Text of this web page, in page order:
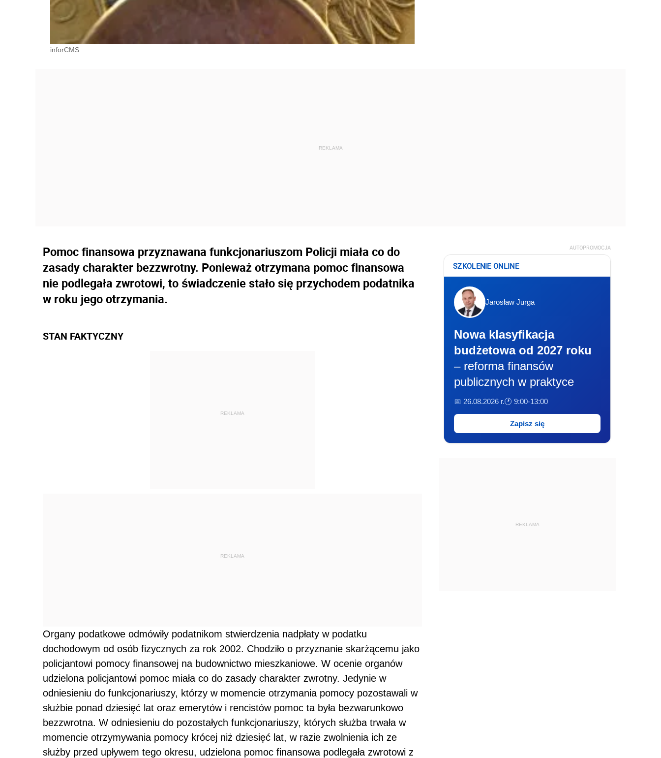
inforCMS
Pomoc finansowa przyznawana funkcjonariuszom Policji miała co do
zasady charakter bezzwrotny. Ponieważ otrzymana pomoc finansowa
nie podlegała zwrotowi, to świadczenie stało się przychodem podatnika
w roku jego otrzymania.
STAN FAKTYCZNY
REKLAMA
REKLAMA
Organy podatkowe odmówiły podatnikom stwierdzenia nadpłaty w podatku
dochodowym od osób fizycznych za rok 2002. Chodziło o przyznanie skarżącemu jako
policjantowi pomocy finansowej na budownictwo mieszkaniowe. W ocenie organów
udzielona policjantowi pomoc miała co do zasady charakter zwrotny. Jedynie w
odniesieniu do funkcjonariuszy, którzy w momencie otrzymania pomocy pozostawali w
służbie ponad dziesięć lat oraz emerytów i rencistów pomoc ta była bezwarunkowo
bezzwrotna. W odniesieniu do pozostałych funkcjonariuszy, których służba trwała w
momencie otrzymywania pomocy krócej niż dziesięć lat, w razie zwolnienia ich ze
służby przed upływem tego okresu, udzielona pomoc finansowa podlegała zwrotowi z
AUTOPROMOCJA
SZKOLENIE ONLINE
Jarosław Jurga
Nowa klasyfikacja
budżetowa od 2027 roku
– reforma finansów
publicznych w praktyce
📅 26.08.2026 r.🕐 9:00-13:00
Zapisz się
REKLAMA